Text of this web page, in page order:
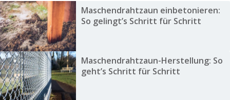
Maschendrahtzaun einbetonieren:
So gelingt’s Schritt für Schritt
Maschendrahtzaun-Herstellung: So
geht’s Schritt für Schritt